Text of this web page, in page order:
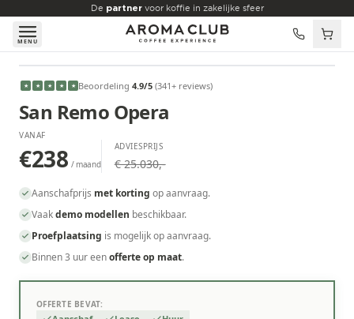
Skip to main content
De partnervoor koffie in zakelijke sfeer
MENU
VANAF
€238
★ ★ ★ ★ ★ Beoordeling 4.9/5 (341+ reviews)
San Remo Opera
VANAF
€238 / maand
ADVIESPRIJS
€ 25.030,-
Aanschafprijs met korting op aanvraag.
Vaakdemo modellen beschikbaar.
Proefplaatsing is mogelijk op aanvraag.
Binnen 3 uur eenofferte op maat.
OFFERTE BEVAT: